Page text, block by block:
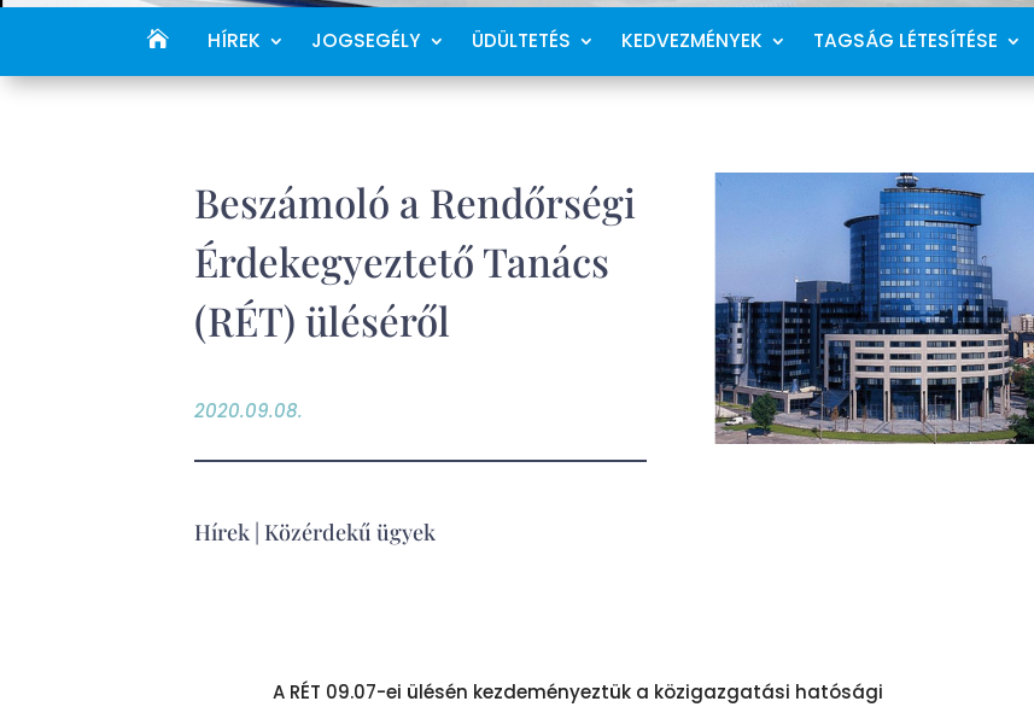
HÍREK JOGSEGÉLY ÜDÜLTETÉS KEDVEZMÉNYEK TAGSÁG LÉTESÍTÉSE
Beszámoló a Rendőrségi
Érdekegyeztető Tanács
(RÉT) üléséről
2020.09.08.
Hírek Közérdekű ügyek
A RÉT 09.07-ei ülésén kezdeményeztük a közigazgatási hatósági